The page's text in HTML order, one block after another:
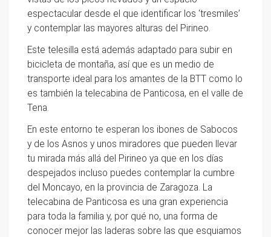
espectacular desde el que identificar los ‘tresmiles’
y contemplar las mayores alturas del Pirineo.
Este telesilla está además adaptado para subir en
bicicleta de montaña, así que es un medio de
transporte ideal para los amantes de la BTT como lo
es también la telecabina de Panticosa, en el valle de
Tena.
En este entorno te esperan los ibones de Sabocos
y de los Asnos y unos miradores que pueden llevar
tu mirada más allá del Pirineo ya que en los días
despejados incluso puedes contemplar la cumbre
del Moncayo, en la provincia de Zaragoza. La
telecabina de Panticosa es una gran experiencia
para toda la familia y, por qué no, una forma de
conocer mejor las laderas sobre las que esquiamos